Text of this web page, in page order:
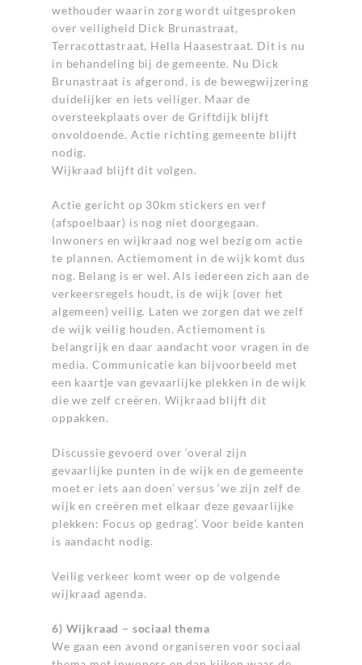
wethouder waarin zorg wordt uitgesproken
over veiligheid Dick Brunastraat,
Terracottastraat, Hella Haasestraat. Dit is nu
in behandeling bij de gemeente. Nu Dick
Brunastraat is afgerond, is de bewegwijzering
duidelijker en iets veiliger. Maar de
oversteekplaats over de Griftdijk blijft
onvoldoende. Actie richting gemeente blijft
nodig.
Wijkraad blijft dit volgen.
Actie gericht op 30km stickers en verf
(afspoelbaar) is nog niet doorgegaan.
Inwoners en wijkraad nog wel bezig om actie
te plannen. Actiemoment in de wijk komt dus
nog. Belang is er wel. Als iedereen zich aan de
verkeersregels houdt, is de wijk (over het
algemeen) veilig. Laten we zorgen dat we zelf
de wijk veilig houden. Actiemoment is
belangrijk en daar aandacht voor vragen in de
media. Communicatie kan bijvoorbeeld met
een kaartje van gevaarlijke plekken in de wijk
die we zelf creëren. Wijkraad blijft dit
oppakken.
Discussie gevoerd over ‘overal zijn
gevaarlijke punten in de wijk en de gemeente
moet er iets aan doen’ versus ‘we zijn zelf de
wijk en creëren met elkaar deze gevaarlijke
plekken: Focus op gedrag’. Voor beide kanten
is aandacht nodig.
Veilig verkeer komt weer op de volgende
wijkraad agenda.
6) Wijkraad – sociaal thema
We gaan een avond organiseren voor sociaal